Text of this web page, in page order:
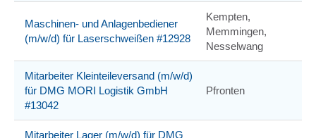
Maschinen- und Anlagenbediener
(m/w/d) für Laserschweißen #12928
Kempten,
Memmingen,
Nesselwang
Mitarbeiter Kleinteileversand (m/w/d)
für DMG MORI Logistik GmbH
#13042
Pfronten
Mitarbeiter Lager (m/w/d) für DMG